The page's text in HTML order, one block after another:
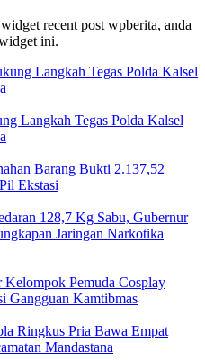
recent post wpberita, anda
ini.
Langkah Tegas Polda Kalsel
Barang Bukti 2.137,52
Ekstasi
128,7 Kg Sabu, Gubernur
Jaringan Narkotika
Kelompok Pemuda Cosplay
Gangguan Kamtibmas
Ringkus Pria Bawa Empat
Mandastana